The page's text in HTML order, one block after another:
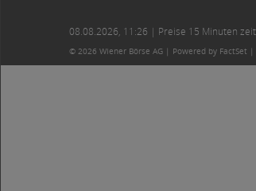
08.08.2026, 11:26 | Preise 15 Minuten
© 2026 Wiener Börse AG | Powered by FactSet |